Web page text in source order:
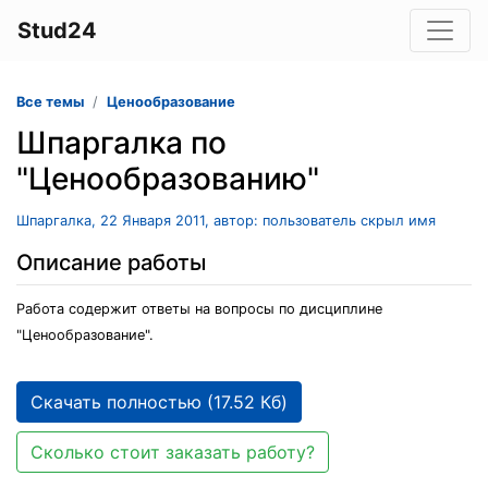
Stud24
Все темы Ценообразование
Шпаргалка по
"Ценообразованию"
Шпаргалка, 22 Января 2011, автор: пользователь скрыл имя
Описание работы
Работа содержит ответы на вопросы по дисциплине
"Ценообразование".
Скачать полностью (17.52 Кб)
Сколько стоит заказать работу?